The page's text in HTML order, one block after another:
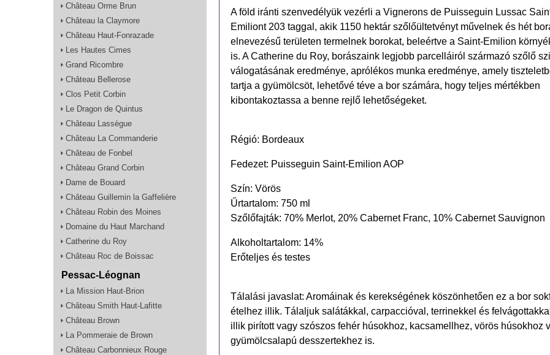
Château Orme Brun
Château la Claymore
Château Haut-Fonrazade
Les Hautes Cimes
Grand Ricombre
Château Bellerose
Clos Petit Corbin
Le Dragon de Quintus
Château Lassègue
Château La Commanderie
Château de Fonbel
Château Grand Corbin
Dame de Bouard
Château Guillemin la Gaffelière
Château Robin des Moines
Domaine du Haut Marchand
Catherine du Roy
Château Roc de Boissac
Pessac-Léognan
La Mission Haut-Brion
Château Smith Haut-Lafitte
Château Brown
La Pommeraie de Brown
Château Carbonnieux Rouge
A föld iránti szenvedélyük vezérli a Vignerons de Puisseguin Lussac
Emiliont 203 taggal, akik 1150 hektár szőlőültetvényt művelnek és hét
​​elnevezésű területen termelnek borokat, beleértve a Saint-Emilion
is. A Catherine du Roy, borászaink legjobb parcelláiról származó szőlő
válogatásának eredménye, aprólékos munka eredménye, amely
tartja a gyümölcsöt, lehetővé téve a bor számára, hogy teljes mértékben
kibontakoztassa a benne rejlő lehetőségeket.
Régió: Bordeaux
Fedezet: Puisseguin Saint-Emilion AOP
Szín: Vörös
Űrtartalom: 750 ml
Szőlőfajták: 70% Merlot, 20% Cabernet Franc, 10% Cabernet Sauvignon
Alkoholtartalom: 14%
Erőteljes és testes
Tálalási javaslat: Aromáinak és kerekségének köszönhetően ez a bor
ételhez illik. Tálaljuk salátákkal, carpaccióval, terrinekkel és
illik pirított vagy szószos fehér húsokhoz, kacsamellhez, vörös húsokhoz
gyümölcsalapú desszertekhez is.